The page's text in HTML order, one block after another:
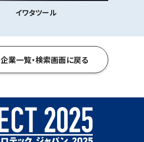
イワタツール
企業一覧・検索画面に戻る